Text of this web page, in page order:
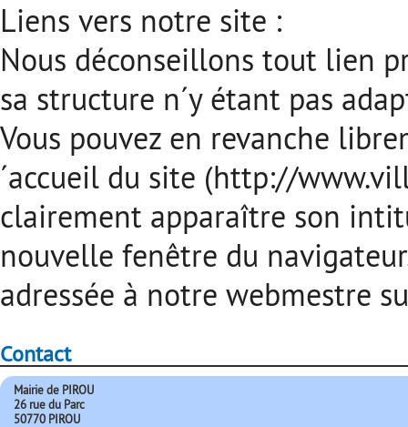
Liens vers notre site :
Nous déconseillons tout lien
sa structure n´y étant pas
Vous pouvez en revanche
´accueil du site (http://
clairement apparaître son
nouvelle fenêtre du
adressée à notre webmestre
Contact
Mairie de PIROU
26 rue du Parc
50770 PIROU